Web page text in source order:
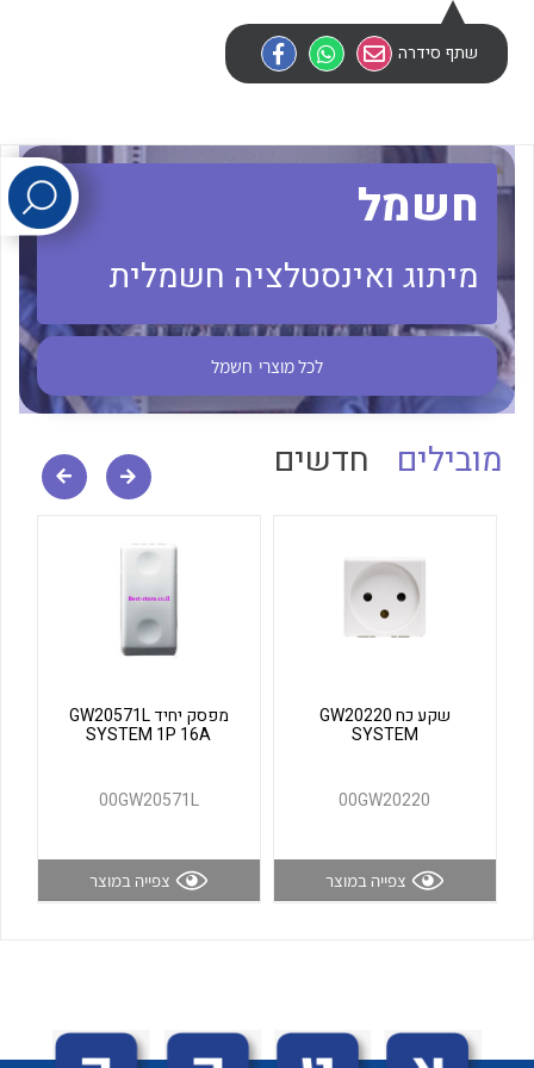
לכל מוצרי היצרן
לכל מוצרי היצרן לכל מוצרי היצרן
שתף סידרה
חשמל
מיתוג ואינסטלציה חשמלית
לכל מוצרי חשמל
מובילים חדשים
שקע כח GW20220
SYSTEM
00GW20220
צפייה במוצר
מפסק יחיד GW20571L
SYSTEM 1P 16A
00GW20571L
צפייה במוצר